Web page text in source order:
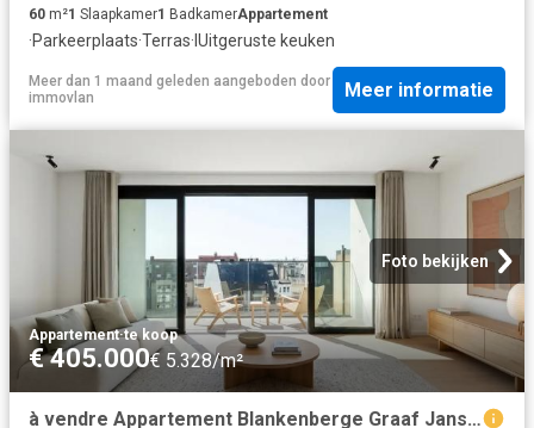
60 m²1 Slaapkamer1 BadkamerAppartement
·Parkeerplaats·Terras· IUitgeruste keuken
Meer dan 1 maand geleden aangeboden door
immovlan
Meer informatie
Foto bekijken
Appartement·te koop
€ 405.000€ 5.328/m²
à vendre Appartement Blankenberge Graaf Jansdijk